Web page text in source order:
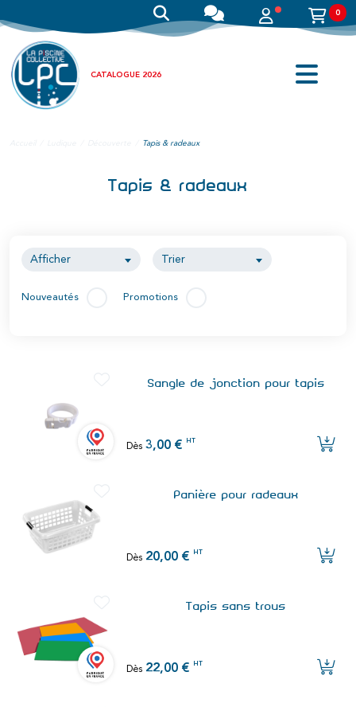
0
CATALOGUE 2026
Tapis & radeaux
Tapis & radeaux
Afficher Trier
Nouveautés Promotions
Sangle de jonction pour tapis
Dès 3,00 € HT
Panière pour radeaux
Dès 20,00 € HT
Tapis sans trous
Dès 22,00 € HT